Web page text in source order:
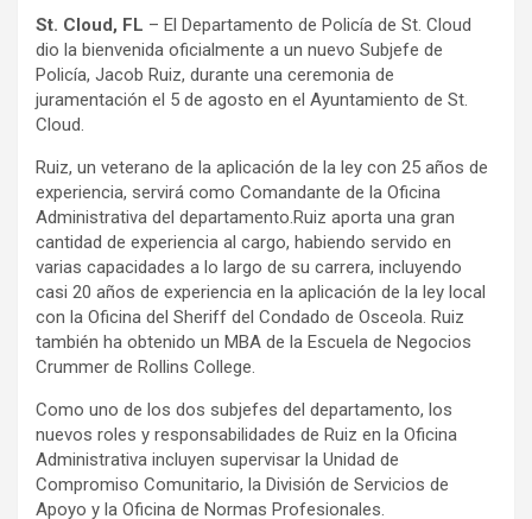
St. Cloud, FL – El Departamento de Policía de St. Cloud
dio la bienvenida oficialmente a un nuevo Subjefe de
Policía, Jacob Ruiz, durante una ceremonia de
juramentación el 5 de agosto en el Ayuntamiento de St.
Cloud.
Ruiz, un veterano de la aplicación de la ley con 25 años de
experiencia, servirá como Comandante de la Oficina
Administrativa del departamento.Ruiz aporta una gran
cantidad de experiencia al cargo, habiendo servido en
varias capacidades a lo largo de su carrera, incluyendo
casi 20 años de experiencia en la aplicación de la ley local
con la Oficina del Sheriff del Condado de Osceola. Ruiz
también ha obtenido un MBA de la Escuela de Negocios
Crummer de Rollins College.
Como uno de los dos subjefes del departamento, los
nuevos roles y responsabilidades de Ruiz en la Oficina
Administrativa incluyen supervisar la Unidad de
Compromiso Comunitario, la División de Servicios de
Apoyo y la Oficina de Normas Profesionales.